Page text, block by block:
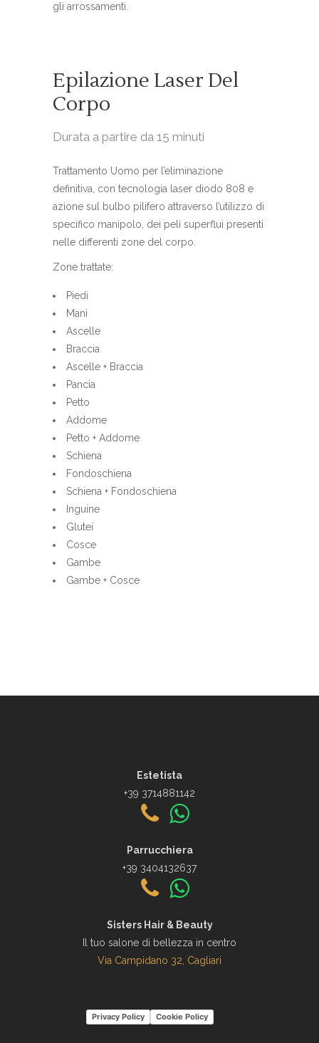
gli arrossamenti.
Epilazione Laser Del
Corpo
Durata a partire da 15 minuti
Trattamento Uomo per l’eliminazione
definitiva, con tecnologia laser diodo 808 e
azione sul bulbo pilifero attraverso l’utilizzo di
specifico manipolo, dei peli superflui presenti
nelle differenti zone del corpo.
Zone trattate:
Piedi
Mani
Ascelle
Braccia
Ascelle + Braccia
Pancia
Petto
Addome
Petto + Addome
Schiena
Fondoschiena
Schiena + Fondoschiena
Inguine
Glutei
Cosce
Gambe
Gambe + Cosce
Estetista
+39 3714881142
Parrucchiera
+39 3404132637
Sisters Hair & Beauty
Il tuo salone di bellezza in centro
Via Campidano 32, Cagliari
Privacy Policy Cookie Policy